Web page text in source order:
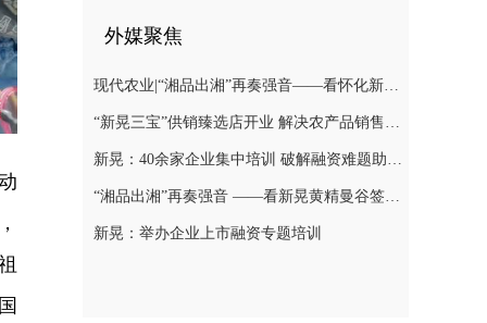
外媒聚焦
现代农业|“湘品出湘”再奏强音——看怀化新晃黄精曼谷签单背后的“强链密码”
“新晃三宝”供销臻选店开业 解决农产品销售难题
新晃：40余家企业集中培训 破解融资难题助力发展
“湘品出湘”再奏强音 ——看新晃黄精曼谷签单背后的“强链密码”
新晃：举办企业上市融资专题培训